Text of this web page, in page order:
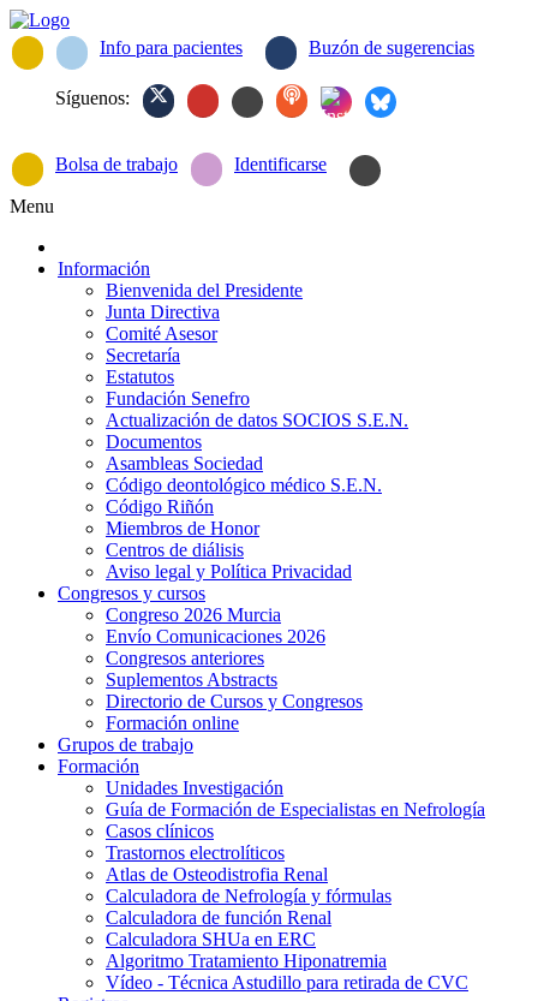
Info para pacientes Buzón de sugerencias
Síguenos:
Bolsa de trabajo Identificarse
Menu
Información
Bienvenida del Presidente
Junta Directiva
Comité Asesor
Secretaría
Estatutos
Fundación Senefro
Actualización de datos SOCIOS S.E.N.
Documentos
Asambleas Sociedad
Código deontológico médico S.E.N.
Código Riñón
Miembros de Honor
Centros de diálisis
Aviso legal y Política Privacidad
Congresos y cursos
Congreso 2026 Murcia
Envío Comunicaciones 2026
Congresos anteriores
Suplementos Abstracts
Directorio de Cursos y Congresos
Formación online
Grupos de trabajo
Formación
Unidades Investigación
Guía de Formación de Especialistas en Nefrología
Casos clínicos
Trastornos electrolíticos
Atlas de Osteodistrofia Renal
Calculadora de Nefrología y fórmulas
Calculadora de función Renal
Calculadora SHUa en ERC
Algoritmo Tratamiento Hiponatremia
Vídeo - Técnica Astudillo para retirada de CVC